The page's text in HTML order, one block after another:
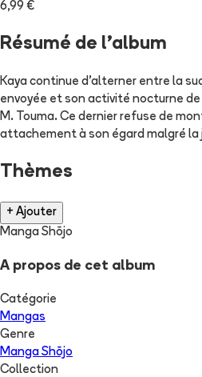
6,99 €
Résumé de l'album
Kaya continue d'alterner entre la
envoyée et son activité nocturne
M. Touma. Ce dernier refuse de
attachement à son égard malgré la
Thèmes
+ Ajouter
Manga Shōjo
A propos de cet album
Catégorie
Mangas
Genre
Manga Shōjo
Collection